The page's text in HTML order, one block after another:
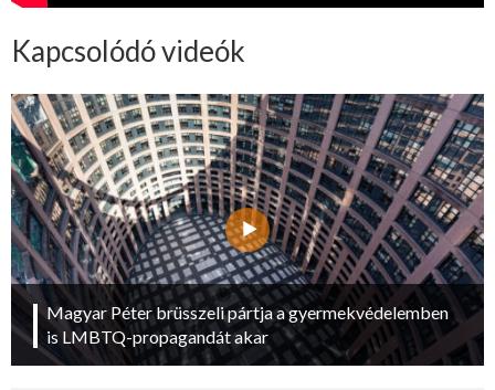
Kapcsolódó videók
Magyar Péter brüsszeli pártja a gyermekvédelemben
is LMBTQ-propagandát akar